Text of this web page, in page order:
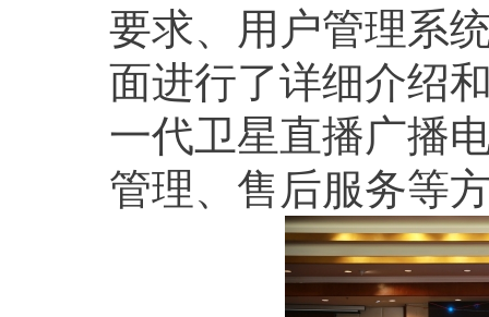
要求、用户管理系
面进行了详细介绍
一代卫星直播广播
管理、售后服务等